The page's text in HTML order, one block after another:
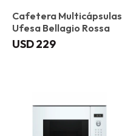
Cafetera Multicápsulas
Ufesa Bellagio Rossa
USD229